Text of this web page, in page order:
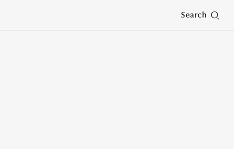
Search